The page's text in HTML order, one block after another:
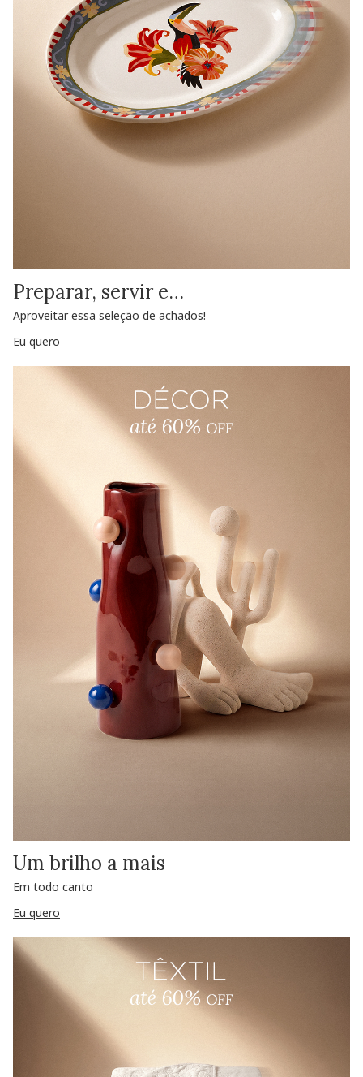
Preparar, servir e…
Aproveitar essa seleção de achados!
Eu quero
Um brilho a mais
Em todo canto
Eu quero